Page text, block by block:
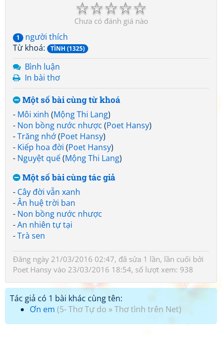
☆
☆
☆
☆
☆
Chưa có đánh giá nào
1
người thích
Từ khoá:
TÌNH (1325)
Bình luận
In bài thơ
Một số bài cùng từ khoá
- Môi xinh (Mộng Thi Lang)
- Non bồng nước nhược (Poet Hansy)
-Trăng nhớ(Poet Hansy)
- Kiếp hoa đời (Poet Hansy)
- Nguyệt quế(Mộng Thi Lang)
Một số bài cùng tác giả
- Cây đời vẫn xanh
-Ân huệ trời ban
- Non bồng nước nhược
-An nhiên tự tại
-Trà sen
Đăng ngày 21/03/2016 02:47, đã sửa 1 lần, lần cuối bởi
Poet Hansy vào 23/03/2016 18:54, số lượt xem: 938
Tác giả có 1 bài khác cùng tên:
Ơn em (5- Thơ Tự do » Thơ tình trên Net)